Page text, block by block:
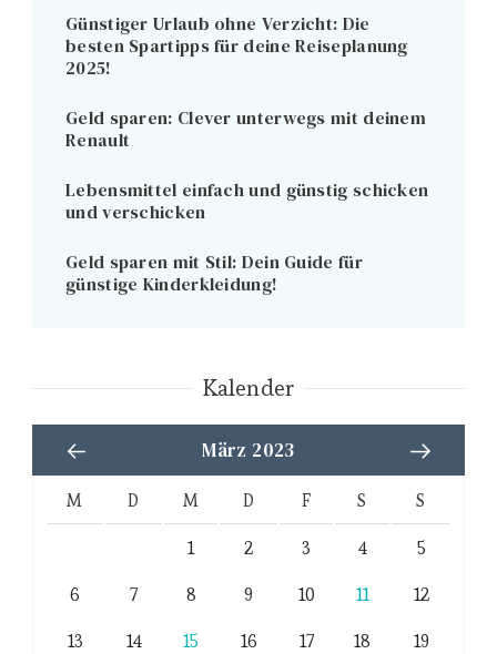
Günstiger Urlaub ohne Verzicht: Die
besten Spartipps für deine Reiseplanung
2025!
Geld sparen: Clever unterwegs mit deinem
Renault
Lebensmittel einfach und günstig schicken
und verschicken
Geld sparen mit Stil: Dein Guide für
günstige Kinderkleidung!
Kalender
März 2023
M D M D F S S
1 2 3 4
5
6
7 8 9 10 11
12
13
14 15 16 17 18
19